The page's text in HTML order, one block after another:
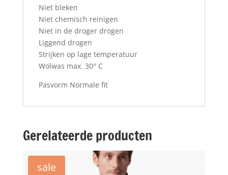
Niet bleken
Niet chemisch reinigen
Niet in de droger drogen
Liggend drogen
Strijken op lage temperatuur
Wolwas max. 30° C
Pasvorm Normale fit
Gerelateerde producten
sale